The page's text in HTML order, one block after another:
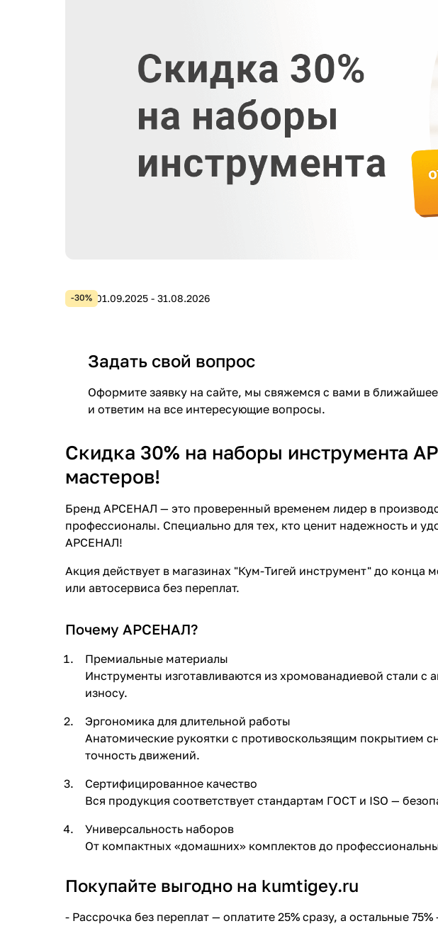
-30% 01.09.2025 - 31.08.2026
Задать свой вопрос
Оформите заявку на сайте, мы свяжемся с вами в
и ответим на все интересующие вопросы.
Скидка 30% на наборы инструмента
мастеров!
Бренд АРСЕНАЛ — это проверенный временем лидер в
профессионалы. Специально для тех, кто ценит надежность и
АРСЕНАЛ!
Акция действует в магазинах "Кум-Тигей инструмент" до конца
или автосервиса без переплат.
Почему АРСЕНАЛ?
Премиальные материалы
Инструменты изготавливаются из хромованадиевой стали
износу.
Эргономика для длительной работы
Анатомические рукоятки с противоскользящим покрытием
точность движений.
Сертифицированное качество
Вся продукция соответствует стандартам ГОСТ и ISO —
Универсальность наборов
От компактных «домашних» комплектов до
Покупайте выгодно на kumtigey.ru
- Рассрочка без переплат — оплатите 25% сразу, а остальные
Добавляйте
Оплачивайте
с вашей карты
недели